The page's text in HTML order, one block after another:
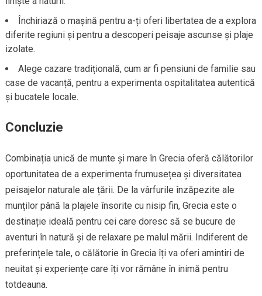
Închiriază o mașină pentru a-ți oferi libertatea de a explora
diferite regiuni și pentru a descoperi peisaje ascunse și plaje
izolate.
Alege cazare tradițională, cum ar fi pensiuni de familie sau
case de vacanță, pentru a experimenta ospitalitatea autentică
și bucatele locale.
Concluzie
Combinația unică de munte și mare în Grecia oferă călătorilor
oportunitatea de a experimenta frumusețea și diversitatea
peisajelor naturale ale țării. De la vârfurile înzăpezite ale
munților până la plajele însorite cu nisip fin, Grecia este o
destinație ideală pentru cei care doresc să se bucure de
aventuri în natură și de relaxare pe malul mării. Indiferent de
preferințele tale, o călătorie în Grecia îți va oferi amintiri de
neuitat și experiențe care îți vor rămâne în inimă pentru
totdeauna.